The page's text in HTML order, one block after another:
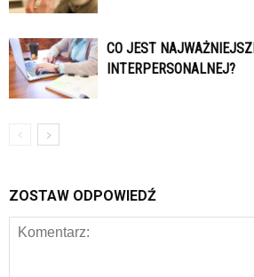
CO JEST
INTERPERSONALNEJ?
ZOSTAW ODPOWIEDŹ